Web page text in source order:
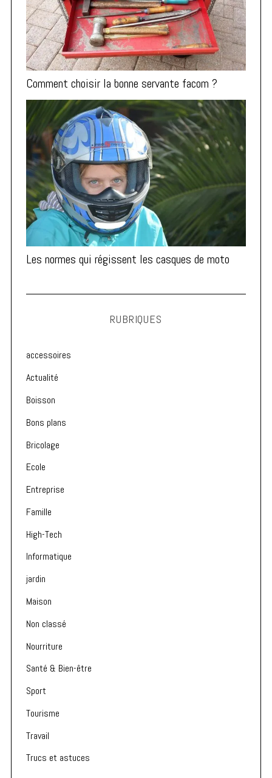
Comment choisir la bonne servante facom ?
Les normes qui régissent les casques de moto
RUBRIQUES
accessoires
Actualité
Boisson
Bons plans
Bricolage
Ecole
Entreprise
Famille
High-Tech
Informatique
jardin
Maison
Non classé
Nourriture
Santé & Bien-être
Sport
Tourisme
Travail
Trucs et astuces